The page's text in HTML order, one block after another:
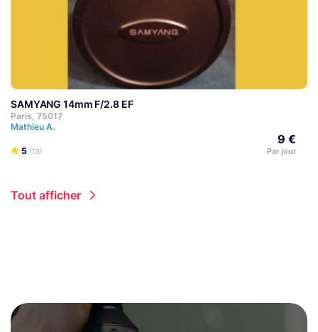
SAMYANG 14mm F/2.8 EF
Paris, 75017
Mathieu A.
5 (13)
9 €
Par jour
Tout afficher